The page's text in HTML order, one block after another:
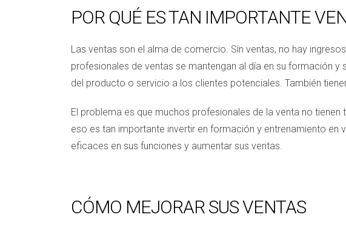
POR QUÉ ES TAN IMPORTANTE
Las ventas son el alma de comercio. Sin ventas, no hay
profesionales de ventas se mantengan al día en su formación
del producto o servicio a los clientes potenciales. También
El problema es que muchos profesionales de la venta no
eso es tan importante invertir en formación y entrenamiento
eficaces en sus funciones y aumentar sus ventas.
CÓMO MEJORAR SUS VENTAS